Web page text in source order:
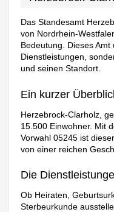
Das Standesamt
von Nordrhein-
Bedeutung. Dieses
Dienstleistungen,
und seinen Standort.
Ein kurzer
Herzebrock-Clarholz,
15.500 Einwohner. Mit
Vorwahl 05245 ist
von einer reichen
Die
Ob Heiraten,
Sterbeurkunde